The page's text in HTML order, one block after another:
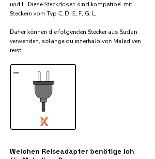
und L. Diese Steckdosen sind kompatibel mit
Steckern vom Typ C, D, E, F, G, L.
Daher können die folgenden Stecker aus Sudan
verwenden, solange du innerhalb von Malediven
reist:​
...
X
✓
Welchen Reiseadapter benötige ich